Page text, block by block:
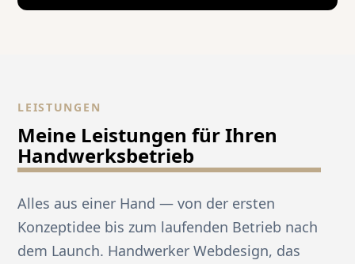
LEISTUNGEN
Meine Leistungen für Ihren
Handwerksbetrieb
Alles aus einer Hand — von der ersten
Konzeptidee bis zum laufenden Betrieb nach
dem Launch. Handwerker Webdesign, das